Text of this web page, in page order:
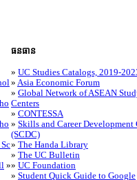
»
ធនធាន
» UC Studies Catalogs, 2019-
» Asia Economic Forum
» Global Network of ASEAN
Centers
» CONTESSA
» Skills and Career Development
(SCDC)
» The Handa Library
» The UC Bulletin
» UC Foundation
» Student Quick Guide to Google